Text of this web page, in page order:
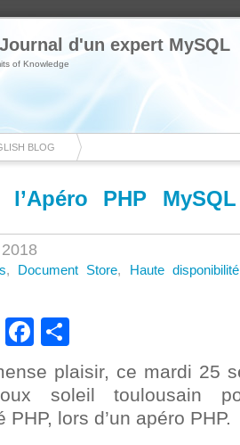
d'un expert MySQL
of Knowledge
BLOG
PHP
, Document Store, Haute disponibilité
X Facebook
plaisir, ce mardi 25
soleil toulousain
PHP, lors d’un apéro PHP.